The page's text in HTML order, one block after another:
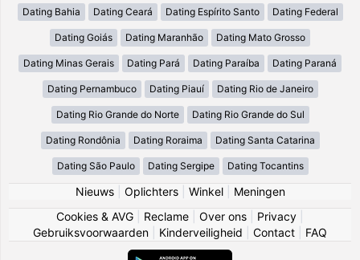
Dating Bahia Dating Ceará Dating Espírito Santo Dating Federal
Dating Goiás Dating Maranhão Dating Mato Grosso
Dating Minas Gerais Dating Pará Dating Paraíba Dating Paraná
Dating Pernambuco Dating Piauí Dating Rio de Janeiro
Dating Rio Grande do Norte Dating Rio Grande do Sul
Dating Rondônia Dating Roraima Dating Santa Catarina
Dating São Paulo Dating Sergipe Dating Tocantins
Nieuws| Oplichters| Winkel| Meningen
Cookies & AVG
Reclame Over ons Privacy
Gebruiksvoorwaarden
Kinderveiligheid Contact FAQ